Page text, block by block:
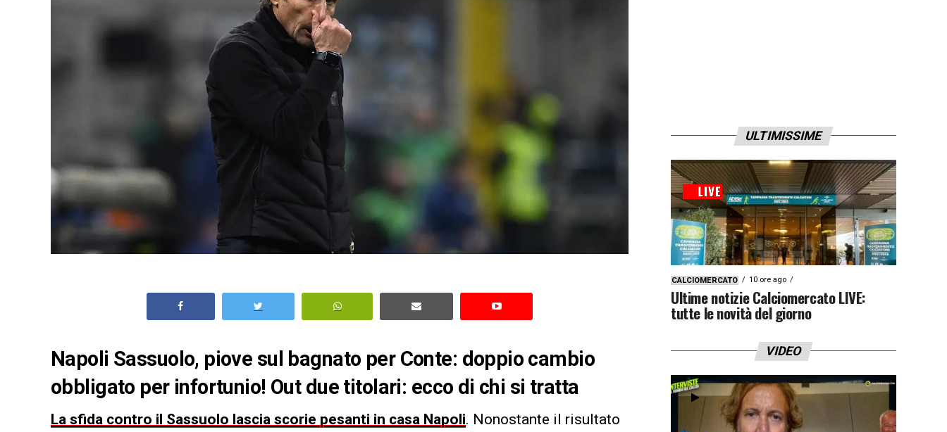
Napoli Sassuolo, piove sul bagnato per Conte: doppio cambio
obbligato per infortunio! Out due titolari: ecco di chi si tratta
La sfida contro il Sassuolo lascia scorie pesanti in casa Napoli. Nonostante il risultato
ULTIMISSIME
CALCIOMERCATO 10 ore ago
Ultime notizie Calciomercato LIVE:
tutte le novità del giorno
VIDEO